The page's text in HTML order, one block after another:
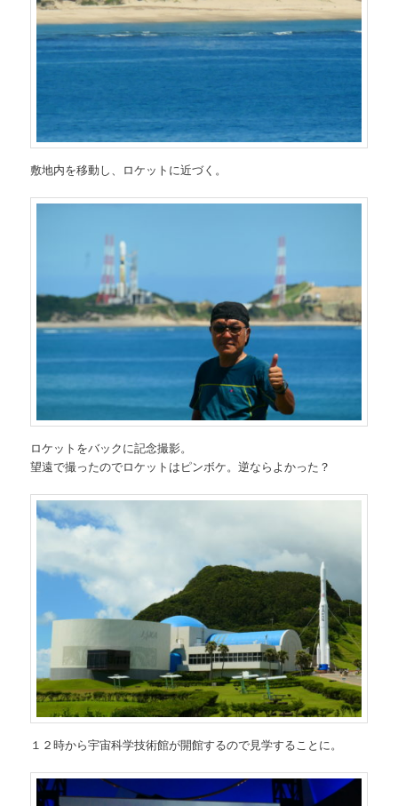
敷地内を移動し、ロケットに近づく。
ロケットをバックに記念撮影。
望遠で撮ったのでロケットはピンボケ。逆ならよかった？
１２時から宇宙科学技術館が開館するので見学することに。